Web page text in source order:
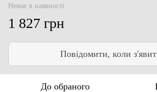
Немає в наявності
1 827 грн
Повідомити, коли
До обраного